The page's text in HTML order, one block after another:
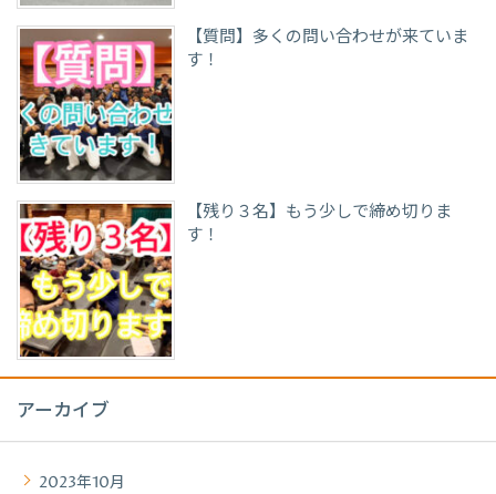
【質問】多くの問い合わせが来ていま
す！
【残り３名】もう少しで締め切りま
す！
アーカイブ
2023年10月